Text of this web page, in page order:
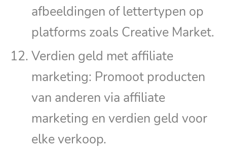
afbeeldingen of lettertypen op
platforms zoals Creative Market.
Verdien geld met affiliate
marketing: Promoot producten
van anderen via affiliate
marketing en verdien geld voor
elke verkoop.